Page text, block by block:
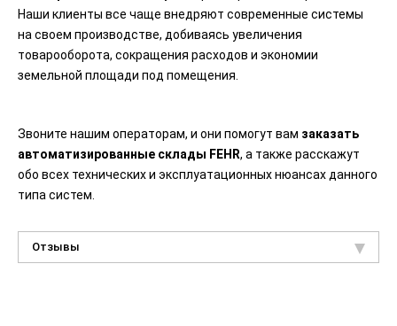
Наши клиенты все чаще внедряют современные системы
на своем производстве, добиваясь увеличения
товарооборота, сокращения расходов и экономии
земельной площади под помещения.
Звоните нашим операторам, и они помогут вам заказать
автоматизированные склады FEHR, а также расскажут
обо всех технических и эксплуатационных нюансах данного
типа систем.
Отзывы